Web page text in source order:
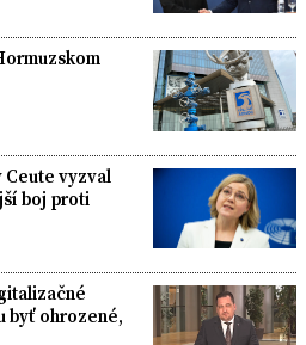
vyzval
boj proti
byť ohrozené,